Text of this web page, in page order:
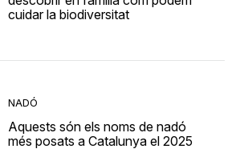
cuidar la biodiversitat
NADÓ
Aquests són els noms de nadó
més posats a Catalunya el 2025